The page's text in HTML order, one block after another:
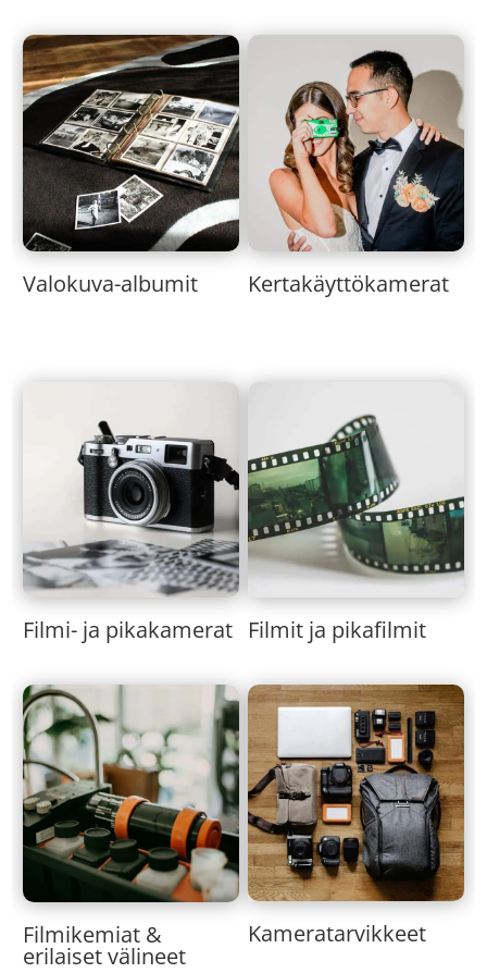
Valokuva-albumit Kertakäyttökamerat
Filmi- ja pikakamerat Filmit ja pikafilmit
Filmikemiat &
erilaiset välineet
Kameratarvikkeet